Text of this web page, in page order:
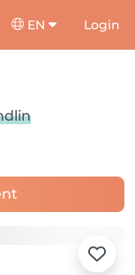
EN Login